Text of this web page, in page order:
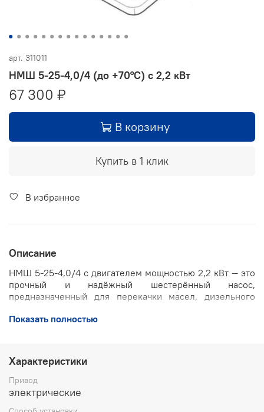
арт. 311011
НМШ 5-25-4,0/4 (до +70°С) с 2,2 кВт
67 300 ₽
В корзину
Купить в 1 клик
В избранное
Описание
НМШ 5-25-4,0/4 с двигателем мощностью 2,2 кВт — это
прочный и надёжный шестерённый насос,
предназначенный для перекачки масел, дизельного
жидкостей. Насос обеспечивает стабильную и
жидкостей с высокой вязкостью.
Корпус насоса выполнен из прочного чугуна, что
гарантирует долговечность и устойчивость к износу при
интенсивной эксплуатации. Вал оснащён торцовым
Показать полностью
Характеристики
Привод
электрические